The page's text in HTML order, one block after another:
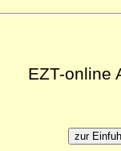
EZT-online